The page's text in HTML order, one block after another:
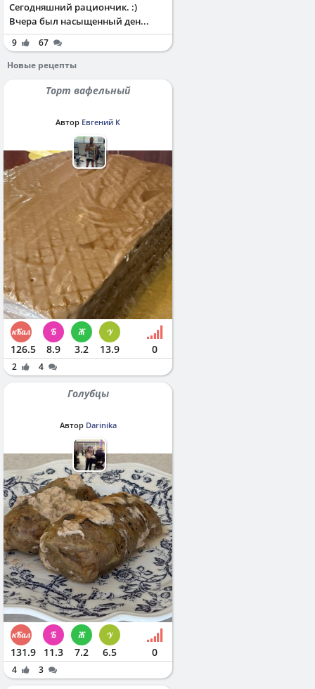
Сегодняшний рациончик. :)
Вчера был насыщенный ден...
9
67
Новые рецепты
Торт вафельный
Автор Евгений К
126.5 8.9 3.2 13.9 0
2 4
Голубцы
Автор Darinika
131.9 11.3 7.2 6.5 0
4 3